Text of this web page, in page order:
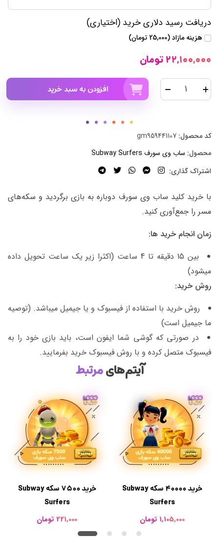
دریافت رسید دلاری خرید (اختیاری)
هزینه مازاد (25,000 تومان)
22,100,000 تومان
افزودن به سبد خرید
کد محصول:
محصول: ساب وی سورف Subway Surfers
اشتراک گذاری:
با خرید کلید ساب وی سورف دوباره به بازی برگردید و سکه‌های
مسر را جمع‌آوری کنید.
زمان انجام خرید ها:
بین 15 دقیقه تا 4 ساعت (اکثرا زیر یک ساعت تحویل داده
میشود)
روش خرید:
روش خرید با استفاده از فیسبوک و یا جیمیل میباشد. (توصیه
ما جیمیل است)
در صورتی که گوشی شما ایفون است، باید بازی خود را به
فیسبوک متصل کرده و با روش فیسبوک خرید بفرمایید.
آیتم‌هایمرتبط
خرید 7500 سکه Subway
Surfers
221,000 تومان
خرید 40000 سکه Subway
Surfers
1,105,000 تومان